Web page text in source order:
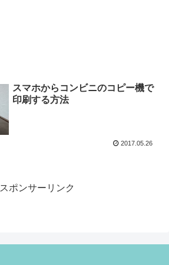
スマホからコンビニのコピー機で
印刷する方法
2017.05.26
スポンサーリンク